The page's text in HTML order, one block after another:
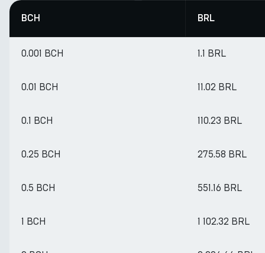
BCH BRL
0.001 BCH 1.1 BRL
0.01 BCH 11.02 BRL
0.1 BCH 110.23 BRL
0.25 BCH 275.58 BRL
0.5 BCH 551.16 BRL
1 BCH 1 102.32 BRL